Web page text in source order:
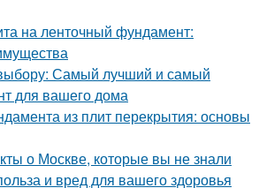
на ленточный фундамент:
Самый лучший и самый
для вашего дома
из плит перекрытия: основы
о Москве, которые вы не знали
и вред для вашего здоровья